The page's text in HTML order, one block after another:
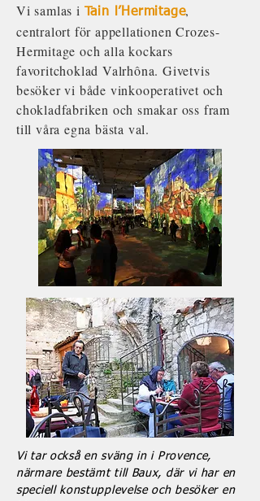
Vi samlas i Tain l’Hermitage,
centralort för appellationen Crozes-
Hermitage och alla kockars
favoritchoklad Valrhôna. Givetvis
besöker vi både vinkooperativet och
chokladfabriken och smakar oss fram
till våra egna bästa val.
Vi tar också en sväng in i Provence,
närmare bestämt till Baux, där vi har en
speciell konstupplevelse och besöker en